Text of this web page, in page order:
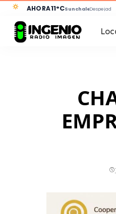
AHORA11°CSunchalesDespejado